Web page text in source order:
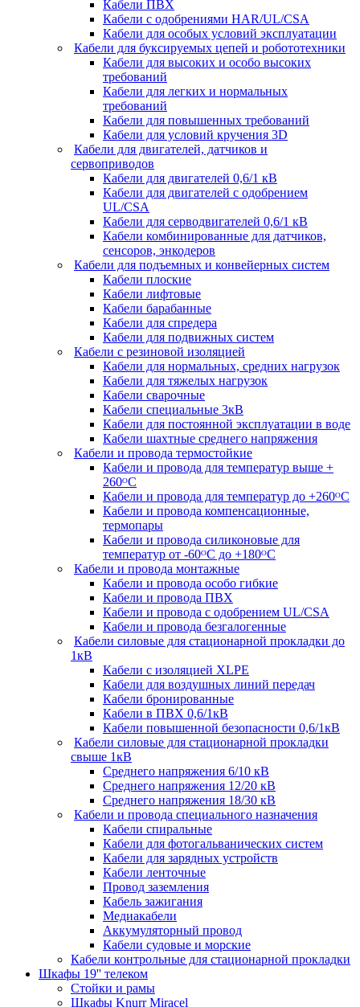
Кабели ПВХ
Кабели с одобрениями HAR/UL/CSA
Кабели для особых условий эксплуатации
Кабели для буксируемых цепей и робототехники
Кабели для высоких и особо высоких
требований
Кабели для легких и нормальных
требований
Кабели для повышенных требований
Кабели для условий кручения 3D
Кабели для двигателей, датчиков и
сервоприводов
Кабели для двигателей 0,6/1 кВ
Кабели для двигателей с одобрением
UL/CSA
Кабели для серводвигателей 0,6/1 кВ
Кабели комбинированные для датчиков,
cенсоров, энкодеров
Кабели для подъемных и конвейерных систем
Кабели плоские
Кабели лифтовые
Кабели барабанные
Кабели для спредера
Кабели для подвижных систем
Кабели с резиновой изоляцией
Кабели для нормальных, средних нагрузок
Кабели для тяжелых нагрузок
Кабели сварочные
Кабели специальные 3кВ
Кабели для постоянной эксплуатации в воде
Кабели шахтные среднего напряжения
Кабели и провода термостойкие
Кабели и провода для температур выше +
260ᴼС
Кабели и провода для температур до +260ᴼС
Кабели и провода компенсационные,
термопары
Кабели и провода силиконовые для
температур от -60ᴼC до +180ᴼС
Кабели и провода монтажные
Кабели и провода особо гибкие
Кабели и провода ПВХ
Кабели и провода с одобрением UL/CSA
Кабели и провода безгалогенные
Кабели силовые для стационарной прокладки до
1кВ
Кабели c изоляцией XLPE
Кабели для воздушных линий передач
Кабели бронированные
Кабели в ПВХ 0,6/1кВ
Кабели повышенной безопасности 0,6/1кВ
Кабели силовые для стационарной прокладки
свыше 1кВ
Среднего напряжения 6/10 кВ
Среднего напряжения 12/20 кВ
Среднего напряжения 18/30 кВ
Кабели и провода специального назначения
Кабели спиральные
Кабели для фотогальванических систем
Кабели для зарядных устройств
Кабели ленточные
Провод заземления
Кабель зажигания
Медиакабели
Аккумуляторный провод
Кабели судовые и морские
Кабели контрольные для стационарной прокладки
Шкафы 19'' телеком
Стойки и рамы
Шкафы Knurr Miracel